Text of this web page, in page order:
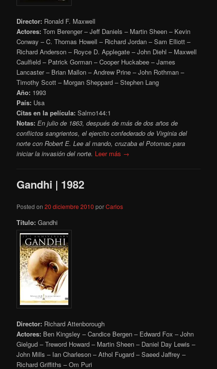
Director: Ronald F. Maxwell
Actores: Tom Berenger – Jeff Daniels – Martin Sheen – Kevin
Conway – C. Thomas Howell – Richard Jordan – Sam Elliott –
Richard Anderson – Royce D. Applegate – John Diehl – Maxwell
Caulfield – Patrick Gorman – Cooper Huckabee – James
Lancaster – Brian Mallon – Andrew Prine – John Rothman –
Timothy Scott – Morgan Sheppard – Stephen Lang
Año: 1993
País: Usa
Citas en la película: Salmo144:1
Notas:En julio de 1863, después de más de dos años de
conflictos sangrientos, el ejercito confederado de Virginia del
norte con Robert E. Lee al mando, cruzaba el Potomac para
iniciar la invasión del norte. Leer más →
Gandhi | 1982
Posted on20 diciembre 2010 porCarlos
Título: Gandhi
Director: Richard Attenborough
Actores: Ben Kingsley – Candice Bergen – Edward Fox – John
Gielgud – Treword Howard – Martin Sheen – Daniel Day Lewis –
John Mills – Ian Charleson – Athol Fugard – Saeed Jaffrey –
Richard Griffiths – Om Puri